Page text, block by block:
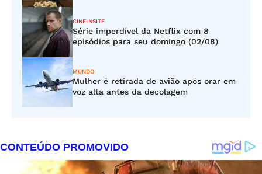
CINEINSITE
Série imperdível da Netflix com 8
episódios para seu domingo (02/08)
MUNDO
Mulher é retirada de avião após orar em
voz alta antes da decolagem